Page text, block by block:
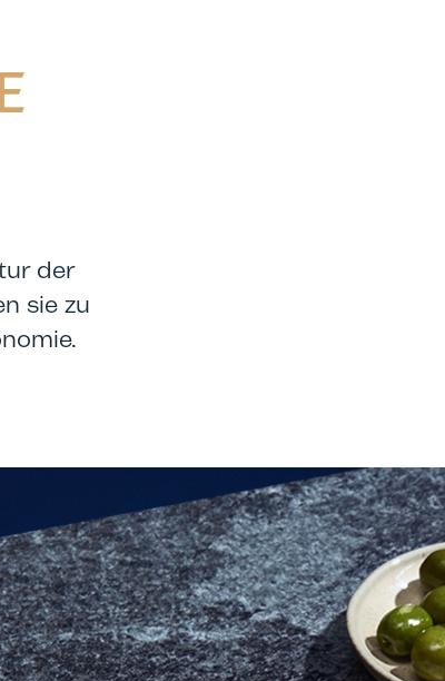
der
sie zu